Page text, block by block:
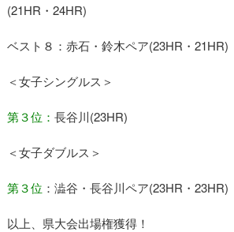
(21HR・24HR)
ベスト８：赤石・鈴木ペア(23HR・21HR)
＜女子シングルス＞
第３位： 長谷川(23HR)
＜女子ダブルス＞
第３位 ：澁谷・長谷川ペア(23HR・23HR)
以上、県大会出場権獲得！